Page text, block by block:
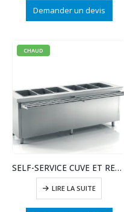
Demander un devis
CHAUD
SELF-SERVICE CUVE ET RESERVE REFRIGEREES
LIRE LA SUITE